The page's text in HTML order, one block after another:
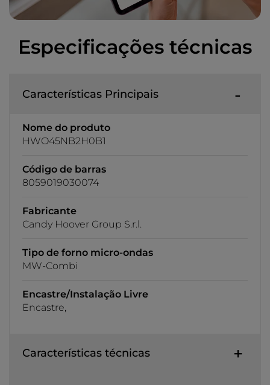
Especificações técnicas
Características Principais
Nome do produto
HWO45NB2H0B1
Código de barras
8059019030074
Fabricante
Candy Hoover Group S.r.l.
Tipo de forno micro-ondas
MW-Combi
Encastre/Instalação Livre
Encastre,
Características técnicas